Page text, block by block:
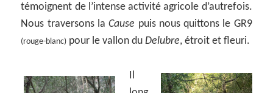
témoignent de l’intense activité agricole d’autrefois.
Nous traversons laCause puis nous quittons le GR9
(rouge-blanc) pour le vallon duDelubre, étroit et fleuri.